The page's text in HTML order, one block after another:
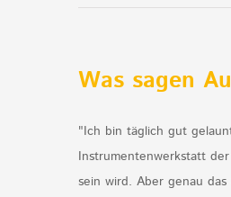
Was sagen
"Ich bin täglich gut
Instrumentenwerkstatt
sein wird. Aber genau